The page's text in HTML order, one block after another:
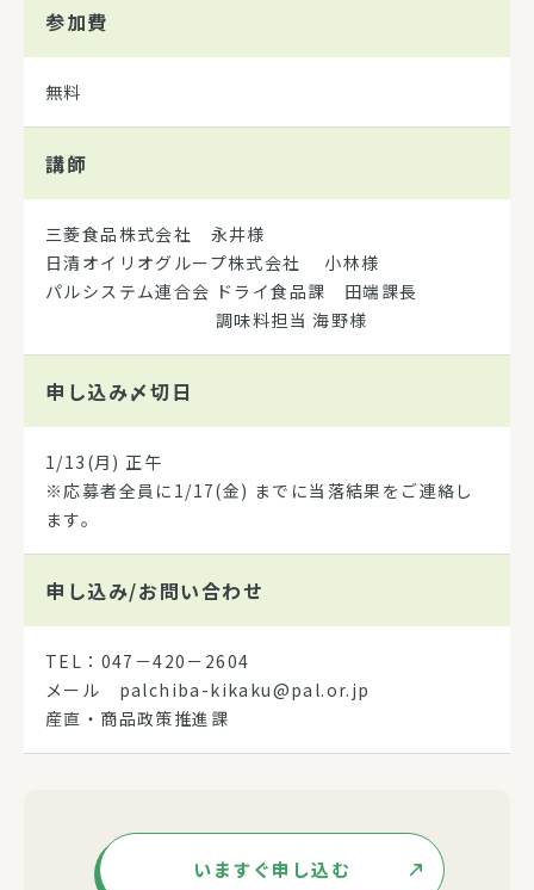
参加費
無料
講師
三菱食品株式会社 永井様
日清オイリオグループ株式会社 小林様
パルシステム連合会 ドライ食品課 田端課長
調味料担当 海野様
申し込み〆切日
1/13(月) 正午
※応募者全員に1/17(金) までに当落結果をご連絡し
ます。
申し込み/お問い合わせ
TEL：047－420－2604
メール palchiba-kikaku@pal.or.jp
産直・商品政策推進課
いますぐ申し込む